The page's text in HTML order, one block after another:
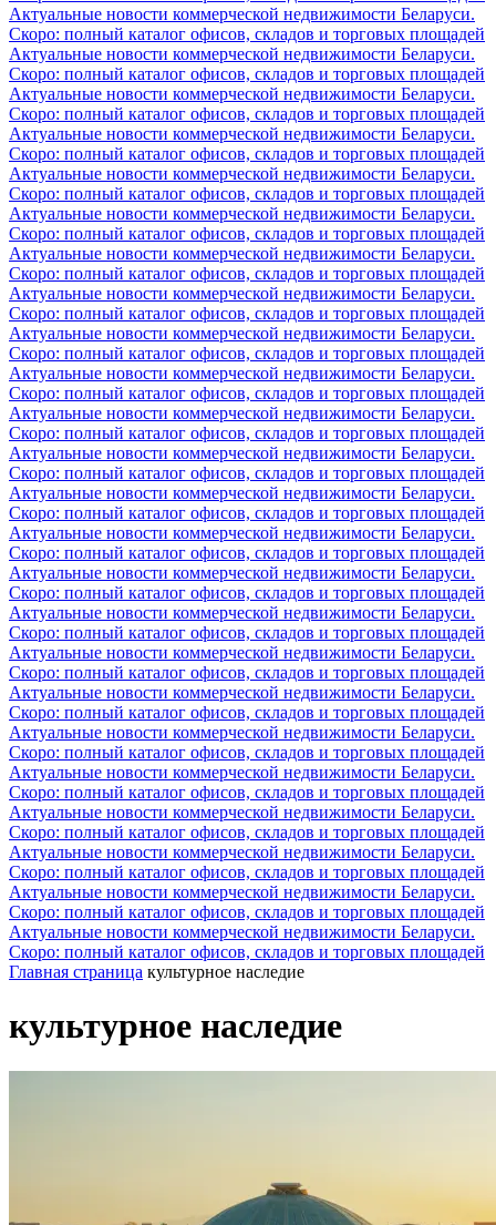
Актуальные новости коммерческой недвижимости Беларуси.
Скоро: полный каталог офисов, складов и торговых площадей
Актуальные новости коммерческой недвижимости Беларуси.
Скоро: полный каталог офисов, складов и торговых площадей
Актуальные новости коммерческой недвижимости Беларуси.
Скоро: полный каталог офисов, складов и торговых площадей
Актуальные новости коммерческой недвижимости Беларуси.
Скоро: полный каталог офисов, складов и торговых площадей
Актуальные новости коммерческой недвижимости Беларуси.
Скоро: полный каталог офисов, складов и торговых площадей
Актуальные новости коммерческой недвижимости Беларуси.
Скоро: полный каталог офисов, складов и торговых площадей
Актуальные новости коммерческой недвижимости Беларуси.
Скоро: полный каталог офисов, складов и торговых площадей
Актуальные новости коммерческой недвижимости Беларуси.
Скоро: полный каталог офисов, складов и торговых площадей
Актуальные новости коммерческой недвижимости Беларуси.
Скоро: полный каталог офисов, складов и торговых площадей
Актуальные новости коммерческой недвижимости Беларуси.
Скоро: полный каталог офисов, складов и торговых площадей
Актуальные новости коммерческой недвижимости Беларуси.
Скоро: полный каталог офисов, складов и торговых площадей
Актуальные новости коммерческой недвижимости Беларуси.
Скоро: полный каталог офисов, складов и торговых площадей
Актуальные новости коммерческой недвижимости Беларуси.
Скоро: полный каталог офисов, складов и торговых площадей
Актуальные новости коммерческой недвижимости Беларуси.
Скоро: полный каталог офисов, складов и торговых площадей
Актуальные новости коммерческой недвижимости Беларуси.
Скоро: полный каталог офисов, складов и торговых площадей
Актуальные новости коммерческой недвижимости Беларуси.
Скоро: полный каталог офисов, складов и торговых площадей
Актуальные новости коммерческой недвижимости Беларуси.
Скоро: полный каталог офисов, складов и торговых площадей
Актуальные новости коммерческой недвижимости Беларуси.
Скоро: полный каталог офисов, складов и торговых площадей
Актуальные новости коммерческой недвижимости Беларуси.
Скоро: полный каталог офисов, складов и торговых площадей
Актуальные новости коммерческой недвижимости Беларуси.
Скоро: полный каталог офисов, складов и торговых площадей
Актуальные новости коммерческой недвижимости Беларуси.
Скоро: полный каталог офисов, складов и торговых площадей
Актуальные новости коммерческой недвижимости Беларуси.
Скоро: полный каталог офисов, складов и торговых площадей
Актуальные новости коммерческой недвижимости Беларуси.
Скоро: полный каталог офисов, складов и торговых площадей
Актуальные новости коммерческой недвижимости Беларуси.
Скоро: полный каталог офисов, складов и торговых площадей
Главная страница культурное наследие
культурное наследие